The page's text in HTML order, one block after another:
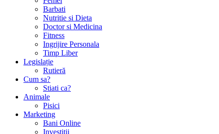
Barbati
Nutritie si Dieta
Doctor si Medicina
Fitness
Ingrijire Personala
Timp Liber
Legislație
Rutieră
Cum sa?
Stiati ca?
Animale
Pisici
Marketing
Bani Online
Investitii